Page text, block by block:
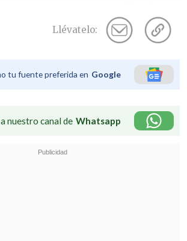
Llévatelo:
tu fuente preferida en Google
nuestro canal de Whatsapp